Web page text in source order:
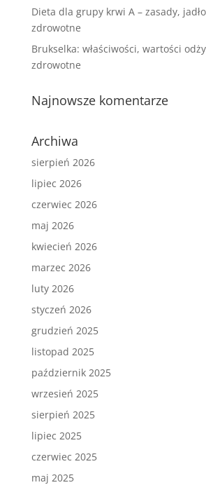
Dieta dla grupy krwi A – zasady,
zdrowotne
Brukselka: właściwości, wartości
zdrowotne
Najnowsze komentarze
Archiwa
sierpień 2026
lipiec 2026
czerwiec 2026
maj 2026
kwiecień 2026
marzec 2026
luty 2026
styczeń 2026
grudzień 2025
listopad 2025
październik 2025
wrzesień 2025
sierpień 2025
lipiec 2025
czerwiec 2025
maj 2025